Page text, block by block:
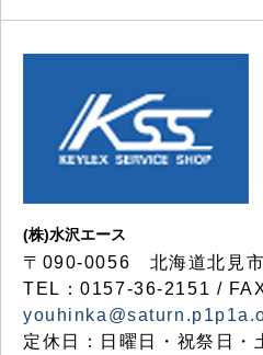
(株)水沢エース
〒090-0056 北海道北見
TEL：0157-36-2151 /
定休日：日曜日・祝祭日・